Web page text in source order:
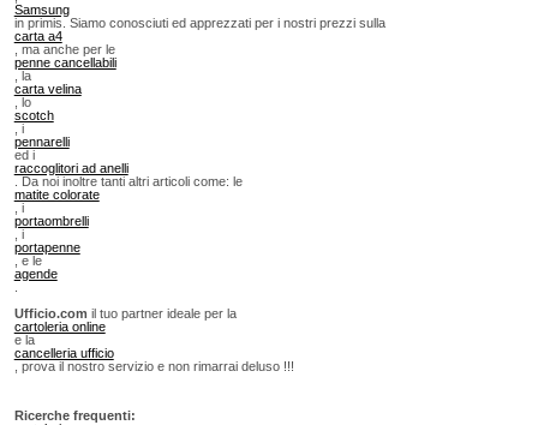
Samsung
in primis. Siamo conosciuti ed apprezzati per i nostri prezzi sulla
carta a4
, ma anche per le
penne cancellabili
, la
carta velina
, lo
scotch
, i
pennarelli
ed i
raccoglitori ad anelli
. Da noi inoltre tanti altri articoli come: le
matite colorate
, i
portaombrelli
, i
portapenne
, e le
agende
Ufficio.com il tuo partner ideale per la
cartoleria online
e la
cancelleria ufficio
, prova il nostro servizio e non rimarrai deluso !!!
Ricerche frequenti: